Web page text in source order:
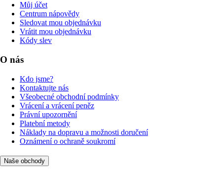
Můj účet
Centrum nápovědy
Sledovat mou objednávku
Vrátit mou objednávku
Kódy slev
O nás
Kdo jsme?
Kontaktujte nás
Všeobecné obchodní podmínky
Vrácení a vrácení peněz
Právní upozornění
Platební metody
Náklady na dopravu a možnosti doručení
Oznámení o ochraně soukromí
Naše obchody